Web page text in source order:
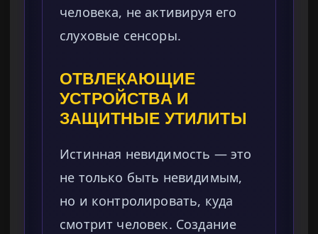
человека, не активируя его
слуховые сенсоры.
ОТВЛЕКАЮЩИЕ
УСТРОЙСТВА И
ЗАЩИТНЫЕ УТИЛИТЫ
Истинная невидимость — это
не только быть невидимым,
но и контролировать, куда
смотрит человек. Создание